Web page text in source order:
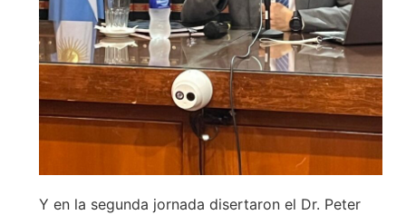
Y en la segunda jornada disertaron el Dr. Peter